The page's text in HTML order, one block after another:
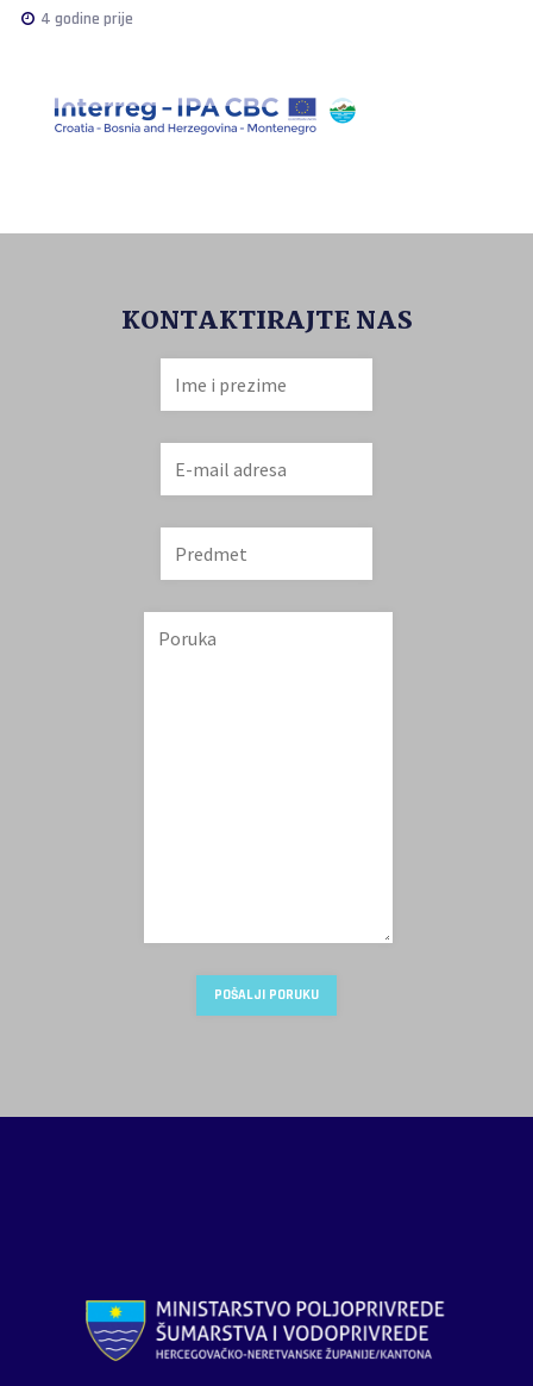
4 godine prije
KONTAKTIRAJTE NAS